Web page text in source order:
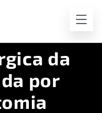
da
por